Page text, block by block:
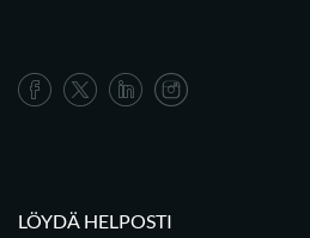
LÖYDÄ HELPOSTI